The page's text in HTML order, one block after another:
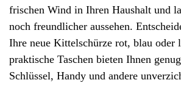
frischen Wind in Ihren Haushalt und
noch freundlicher aussehen.
Ihre neue Kittelschürze rot, blau oder
praktische Taschen bieten Ihnen
Schlüssel, Handy und andere